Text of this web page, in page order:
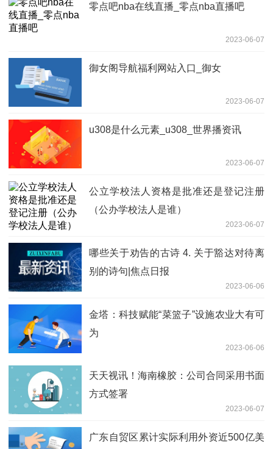
零点吧nba在线直播_零点nba直播吧
2023-06-07
御女阁导航福利网站入口_御女
2023-06-07
u308是什么元素_u308_世界播资讯
2023-06-07
公立学校法人资格是批准还是登记注册
（公办学校法人是谁）
2023-06-07
哪些关于劝告的古诗 4. 关于豁达对待离
别的诗句|焦点日报
2023-06-06
金塔：科技赋能“菜篮子”设施农业大有可
为
2023-06-06
天天视讯！海南橡胶：公司合同采用书面
方式签署
2023-06-07
广东自贸区累计实际利用外资近500亿美